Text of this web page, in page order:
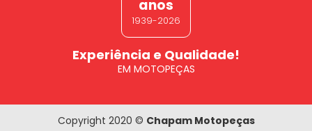
anos
1939-2026
Experiência e Qualidade!
EM MOTOPEÇAS
Copyright 2020 © Chapam Motopeças